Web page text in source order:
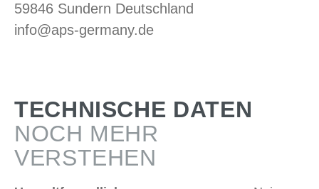
59846 Sundern Deutschland
info@aps-germany.de
TECHNISCHE DATEN
NOCH MEHR
VERSTEHEN